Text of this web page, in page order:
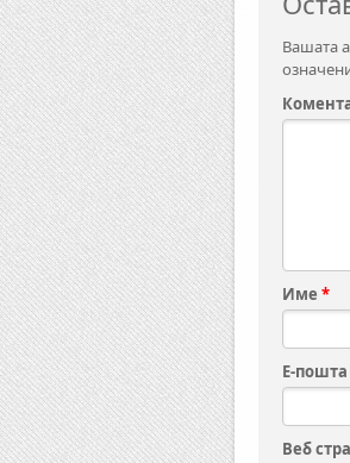
Вашата
Име *
Е-пошта
Веб